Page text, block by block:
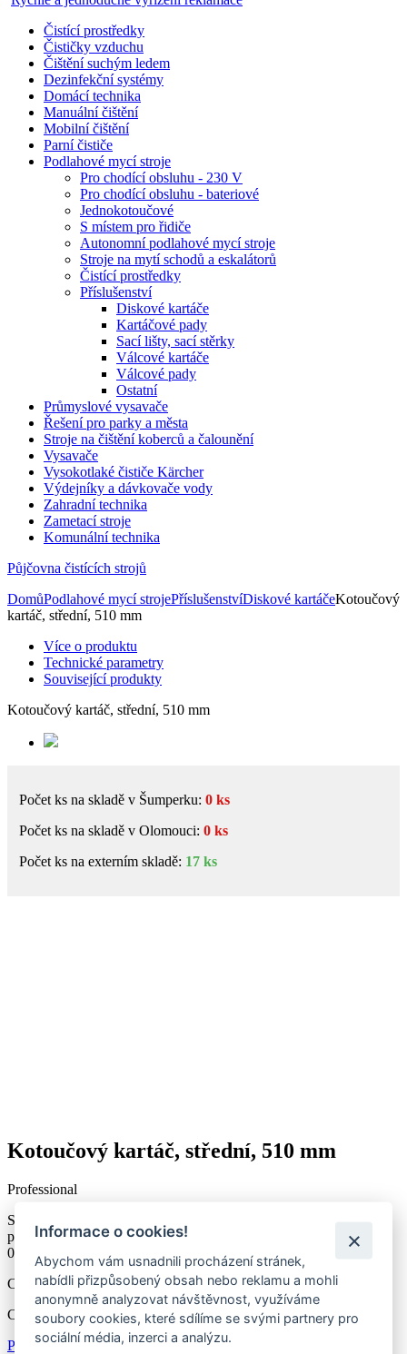
Čistící prostředky
Čističky vzduchu
Čištění suchým ledem
Dezinfekční systémy
Domácí technika
Manuální čištění
Mobilní čištění
Parní čističe
Podlahové mycí stroje
Pro chodící obsluhu - 230 V
Pro chodící obsluhu - bateriové
Jednokotoučové
S místem pro řidiče
Autonomní podlahové mycí stroje
Stroje na mytí schodů a eskalátorů
Čistící prostředky
Příslušenství
Diskové kartáče
Kartáčové pady
Sací lišty, sací stěrky
Válcové kartáče
Válcové pady
Ostatní
Průmyslové vysavače
Řešení pro parky a města
Stroje na čištění koberců a čalounění
Vysavače
Vysokotlaké čističe Kärcher
Výdejníky a dávkovače vody
Zahradní technika
Zametací stroje
Komunální technika
Půjčovna čistících strojů
DomůPodlahové mycí strojePříslušenstvíDiskové kartáčeKotoučový
kartáč, střední, 510 mm
Více o produktu
Technické parametry
Související produkty
Kotoučový kartáč, střední, 510 mm
Počet ks na skladě v Šumperku: 0 ks
Počet ks na skladě v Olomouci: 0 ks
Počet ks na externím skladě: 17 ks
Kotoučový kartáč, střední, 510 mm
Professional
Středně tvrdý kotoučový kartáč (510 mm) v červeném provedení
pro všechny běžné úkoly čištění. Štětiny z polypropylenu: tloušťka
0,6 mm, délka 41 mm.
Cena s DPH:6 582 Kč
Cena bez DPH: 5 440 Kč
Přidat do košíku
Informace o cookies!
Abychom vám usnadnili procházení stránek,
nabídli přizpůsobený obsah nebo reklamu a mohli
anonymně analyzovat návštěvnost, využíváme
soubory cookies, které sdílíme se svými partnery pro
sociální média, inzerci a analýzu.